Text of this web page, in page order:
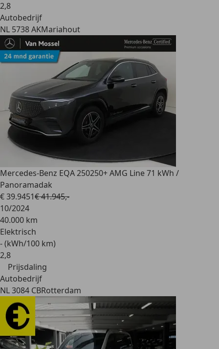
2,8
Autobedrijf
NL 5738 AKMariahout
Mercedes-Benz EQA 250250+ AMG Line 71 kWh /
Panoramadak
€ 39.9451€ 41.945,-
10/2024
40.000 km
Elektrisch
- (kWh/100 km)
2,8
Prijsdaling
Autobedrijf
NL 3084 CBRotterdam